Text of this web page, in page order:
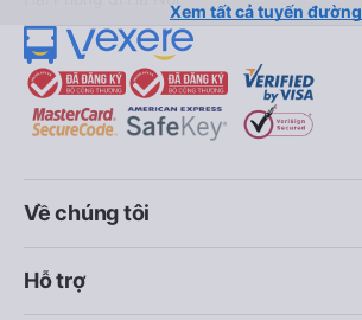
Xem tất cả tuyến đường
Về chúng tôi
Hỗ trợ